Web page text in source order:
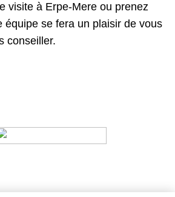
visite à Erpe-Mere ou prenez
équipe se fera un plaisir de vous
conseiller.